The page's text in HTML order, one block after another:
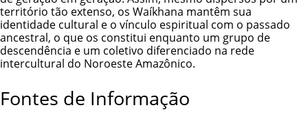
território tão extenso, os Waíkhana mantêm sua
identidade cultural e o vínculo espiritual com o passado
ancestral, o que os constitui enquanto um grupo de
descendência e um coletivo diferenciado na rede
intercultural do Noroeste Amazônico.
Fontes de Informação